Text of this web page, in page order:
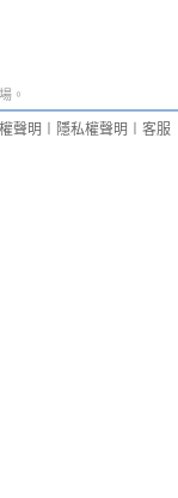
。
聲明 隱私權聲明 客服